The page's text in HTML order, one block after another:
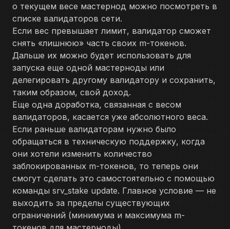
о текущем весе мастернод можно посмотреть в
списке валидаторов сети.
Если вес превышает лимит, валидатор сможет
снять «лишнюю» часть своих m-токенов.
Дальше их можно будет использовать для
запуска еще одной мастерноды или
делегировать другому валидатору и сохранить,
таким образом, свой доход.
Еще одна доработка, связанная с весом
валидаторов, касается уже абсолютного веса.
Если раньше валидаторам нужно было
обращаться в техническую поддержку, когда
они хотели изменить количество
заблокированных m-токенов, то теперь они
смогут сделать это самостоятельно с помощью
команды srv_stake update. Главное условие — не
выходить за пределы существующих
ограничений (минимума и максимума m-